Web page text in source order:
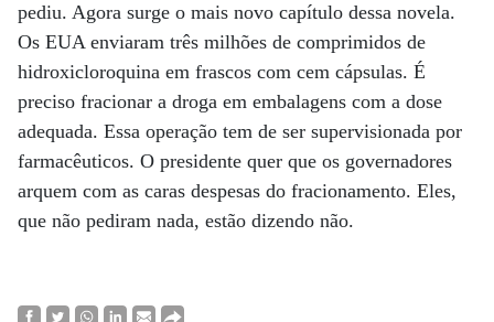
pediu. Agora surge o mais novo capítulo dessa novela.
Os EUA enviaram três milhões de comprimidos de
hidroxicloroquina em frascos com cem cápsulas. É
preciso fracionar a droga em embalagens com a dose
adequada. Essa operação tem de ser supervisionada por
farmacêuticos. O presidente quer que os governadores
arquem com as caras despesas do fracionamento. Eles,
que não pediram nada, estão dizendo não.